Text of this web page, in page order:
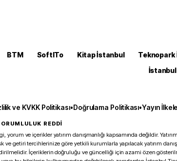
BTM SoftITo Kitap İstanbul Teknopark
ve KVKK Politikası•Doğrulama Politikası•Yayın
REDDİ
yorum ve içerikler yatırım danışmanlığı kapsamında değildir.
getiri tercihlerinize göre yetkili kurumlarla yapılacak yatırım
İçeriklerin doğruluğu ve güncelliği için azami özen